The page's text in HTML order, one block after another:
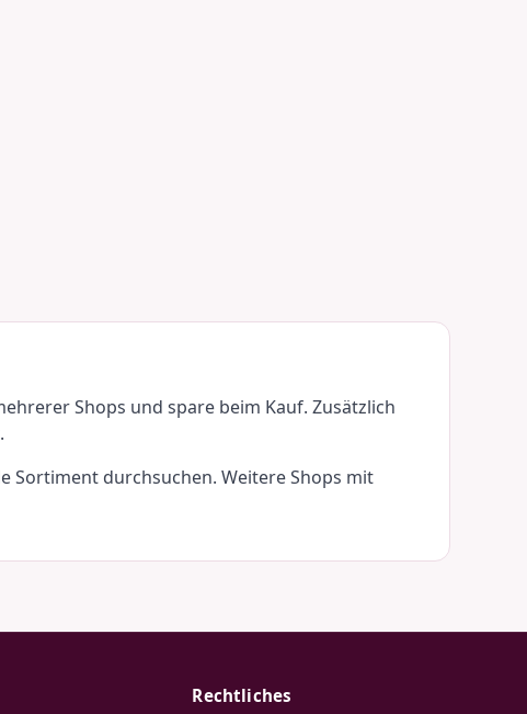
Shops und spare beim Kauf. Zusätzlich
Sortiment durchsuchen. Weitere Shops mit
Rechtliches